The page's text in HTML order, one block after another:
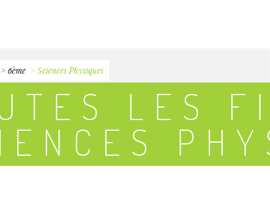
6ème Sciences Physiques
LES